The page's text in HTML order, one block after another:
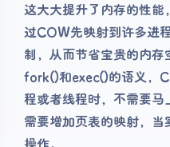
这大大提升了内存的性
过COW先映射到许多进
制，从而节省宝贵的内
fork()和exec()的语义，
程或者线程时，不需要
需要增加页表的映射，